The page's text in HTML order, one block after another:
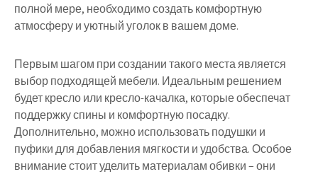
полной мере, необходимо создать комфортную
атмосферу и уютный уголок в вашем доме.
Первым шагом при создании такого места является
выбор подходящей мебели. Идеальным решением
будет кресло или кресло-качалка, которые обеспечат
поддержку спины и комфортную посадку.
Дополнительно, можно использовать подушки и
пуфики для добавления мягкости и удобства. Особое
внимание стоит уделить материалам обивки – они